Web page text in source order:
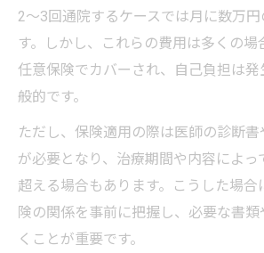
2〜3回通院するケースでは月に数万
す。しかし、これらの費用は多くの場
任意保険でカバーされ、自己負担は
般的です。
ただし、保険適用の際は医師の診断
が必要となり、治療期間や内容によっ
超える場合もあります。こうした場合
険の関係を事前に把握し、必要な書
くことが重要です。